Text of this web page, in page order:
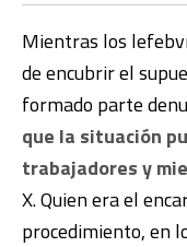
Mientras los
de encubrir el
formado parte
que la situación
trabajadores y
X. Quien era el
procedimiento, en